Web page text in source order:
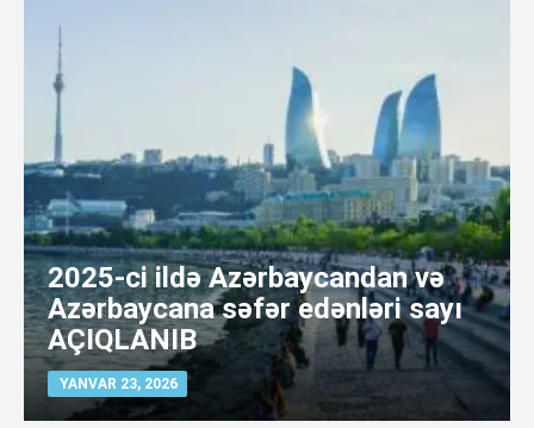
2025-ci ildə Azərbaycandan və
Azərbaycana səfər edənləri sayı
AÇIQLANIB
YANVAR 23, 2026